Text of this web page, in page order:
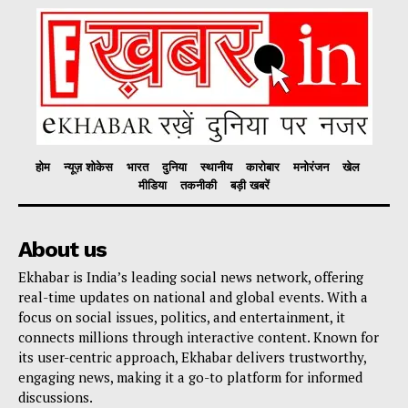
होम न्यूज़ शोकेस भारत दुनिया स्थानीय कारोबार मनोरंजन
खेल
मीडिया
तकनीकी बड़ी खबरें
About us
Ekhabar is India’s leading social news network, offering
real-time updates on national and global events. With a
focus on social issues, politics, and entertainment, it
connects millions through interactive content. Known for
its user-centric approach, Ekhabar delivers trustworthy,
engaging news, making it a go-to platform for informed
discussions.